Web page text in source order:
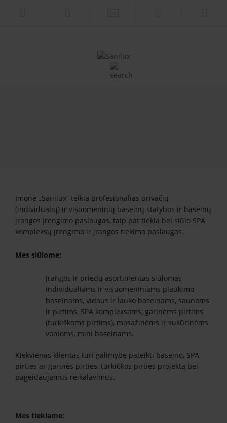
Įmonė „Sanilux“ teikia profesionalias privačių
(individualių) ir visuomeninių baseinų statybos ir baseinų
įrangos įrengimo paslaugas, taip pat tiekia bei siūlo SPA
kompleksų įrengimo ir įrangos tiekimo paslaugas.
Mes siūlome:
Įrangos ir priedų asortimentas siūlomas
individualiams ir visuomeniniams plaukimo
baseinams, vidaus ir lauko baseinams, saunoms
ir pirtims, SPA kompleksams, garinėms pirtims
(turkiškoms pirtims), masažinėms ir sukūrinėms
vonioms, mini baseinams.
Kiekvienas klientas turi galimybę pateikti baseino, SPA,
pirties ar garinės pirties, turki6kos pirties projektą bei
pageidaujamus reikalavimus.
Mes tiekiame: